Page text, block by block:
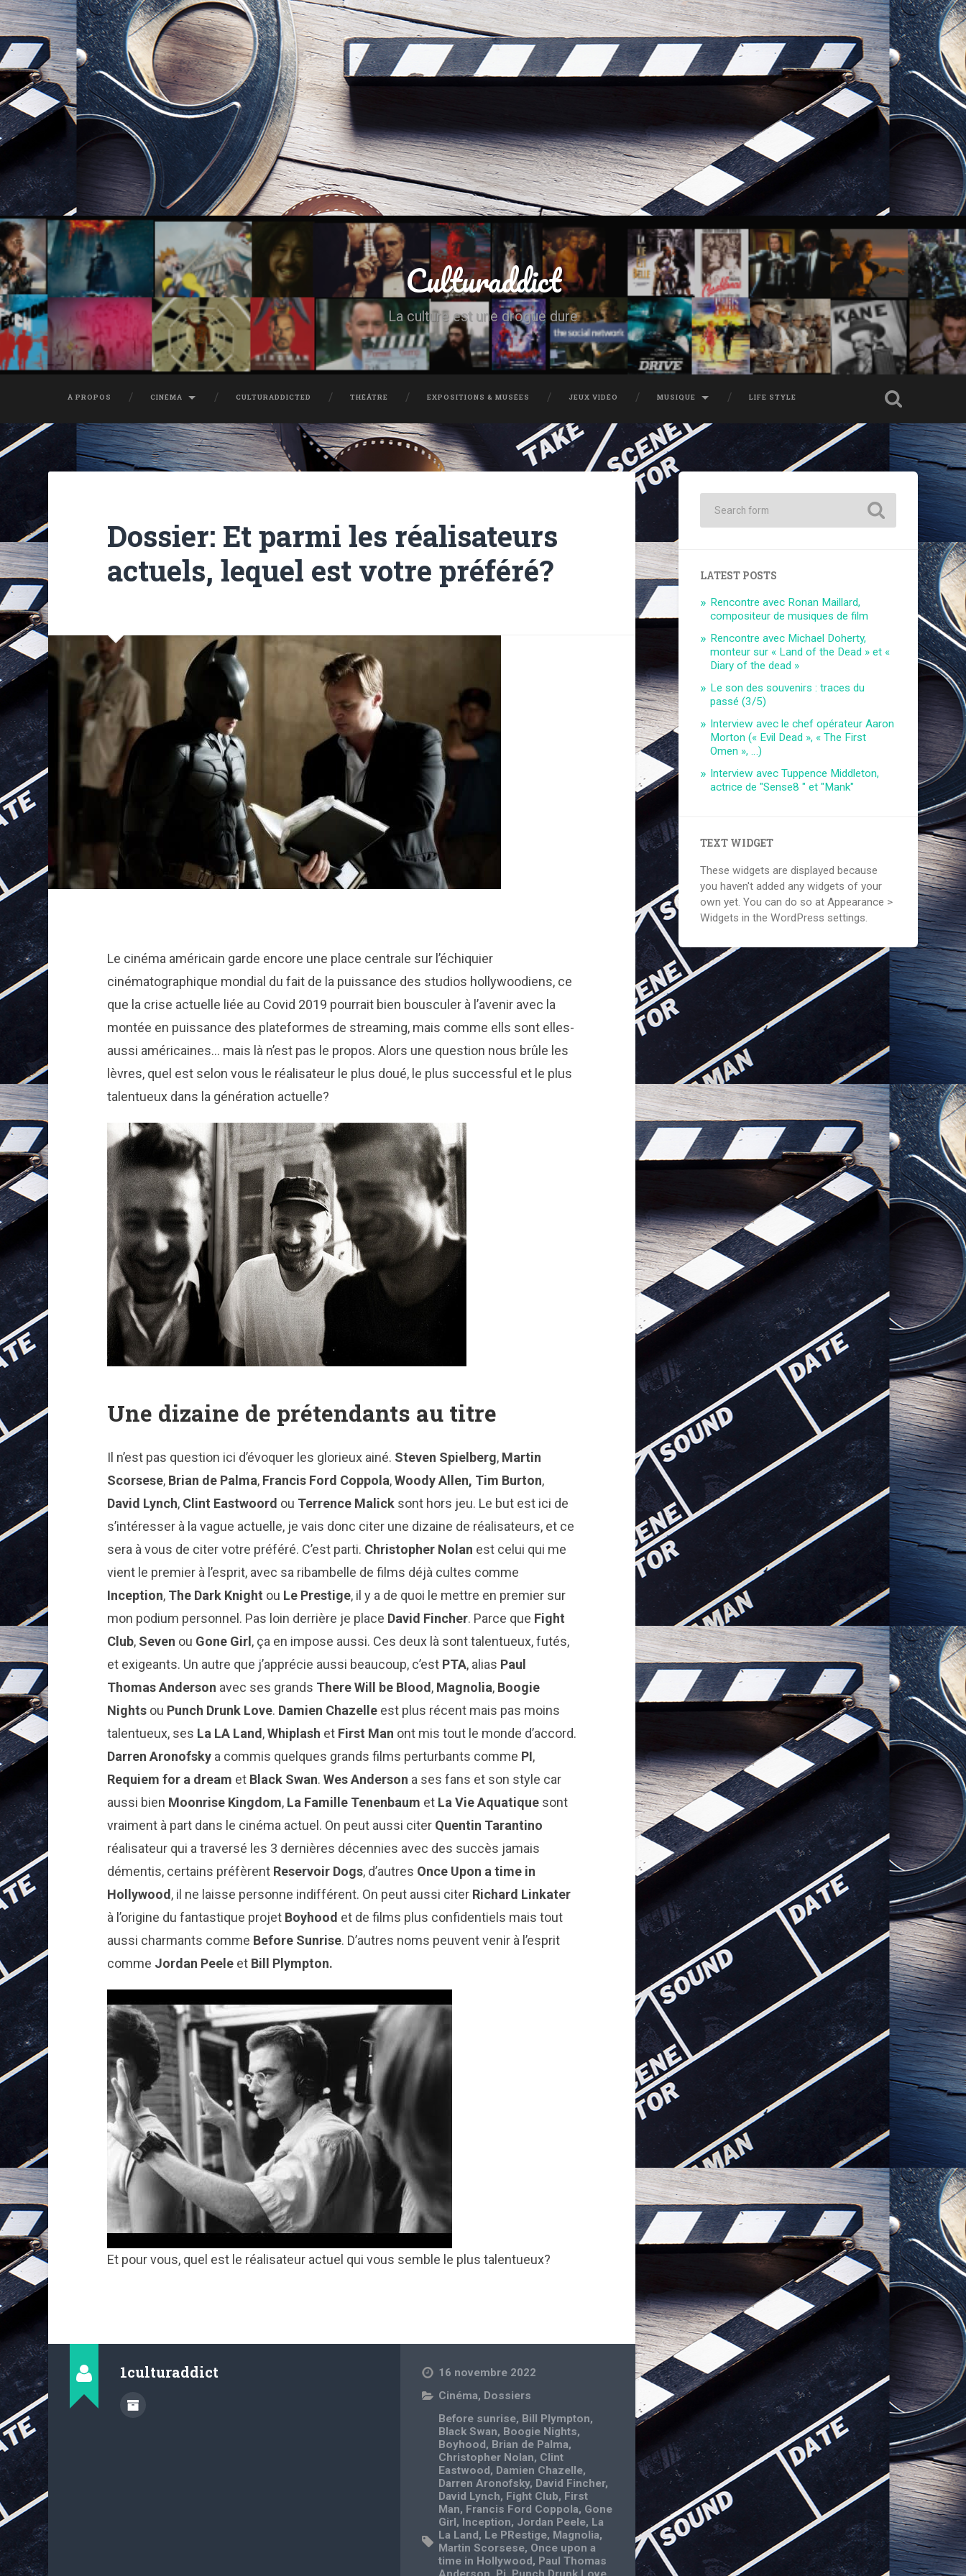
Culturaddict
La culture est une drogue dure
À PROPOS CINÉMA CULTURADDICTED THÉÂTRE EXPOSITIONS & MUSÉES JEUX VIDÉO MUSIQUE LIFE STYLE
Dossier: Et parmi les réalisateurs
actuels, lequel est votre préféré?
Le cinéma américain garde encore une place centrale sur l’échiquier
cinématographique mondial du fait de la puissance des studios hollywoodiens, ce
que la crise actuelle liée au Covid 2019 pourrait bien bousculer à l’avenir avec la
montée en puissance des plateformes de streaming, mais comme ells sont elles-
aussi américaines… mais là n’est pas le propos. Alors une question nous brûle les
lèvres, quel est selon vous le réalisateur le plus doué, le plus successful et le plus
talentueux dans la génération actuelle?
Une dizaine de prétendants au titre
Il n’est pas question ici d’évoquer les glorieux ainé. Steven Spielberg,Martin
Scorsese, Brian de Palma, Francis Ford Coppola,Woody Allen, Tim Burton,
David Lynch,Clint Eastwoord ou Terrence Malicksont hors jeu. Le but est ici de
s’intéresser à la vague actuelle, je vais donc citer une dizaine de réalisateurs, et ce
sera à vous de citer votre préféré. C’est parti. Christopher Nolan est celui qui me
vient le premier à l’esprit, avec sa ribambelle de films déjà cultes comme
Inception, The Dark Knight ou Le Prestige, il y a de quoi le mettre en premier sur
mon podium personnel. Pas loin derrière je place David Fincher. Parce que Fight
Club, Seven ou Gone Girl , ça en impose aussi. Ces deux là sont talentueux, futés,
et exigeants. Un autre que j’apprécie aussi beaucoup, c’est PTA, alias Paul
Thomas Anderson avec ses grands There Will be Blood, Magnolia,Boogie
Nightsou Punch Drunk Love. Damien Chazelleest plus récent mais pas moins
talentueux, ses La LA Land,Whiplash et First Man ont mis tout le monde d’accord.
Darren Aronofskya commis quelques grands films perturbants comme PI,
Requiem for a dream etBlack Swan. Wes Anderson a ses fans et son style car
aussi bien Moonrise Kingdom, La Famille Tenenbaum etLa Vie Aquatiquesont
vraiment à part dans le cinéma actuel. On peut aussi citer Quentin Tarantino
réalisateur qui a traversé les 3 dernières décennies avec des succès jamais
démentis, certains préfèrent Reservoir Dogs, d’autres Once Upon a time in
Hollywood, il ne laisse personne indifférent. On peut aussi citer Richard Linkater
à l’origine du fantastique projet Boyhood et de films plus confidentiels mais tout
aussi charmants comme Before Sunrise. D’autres noms peuvent venir à l’esprit
comme Jordan Peeleet Bill Plympton.
Et pour vous, quel est le réalisateur actuel qui vous semble le plus talentueux?
1culturaddict
16 novembre 2022
Cinéma, Dossiers
Before sunrise, Bill Plympton,
Black Swan, Boogie Nights,
Boyhood , Brian de Palma,
Christopher Nolan, Clint
Eastwood , Damien Chazelle,
Darren Aronofsky, David Fincher,
David Lynch, Fight Club, First
Man, Francis Ford Coppola, Gone
Girl , Inception, Jordan Peele, La
La Land , Le PRestige, Magnolia,
Martin Scorsese, Once upon a
time in Hollywood , Paul Thomas
LATEST POSTS
Rencontre avec Ronan Maillard,
compositeur de musiques de film
Rencontre avec Michael Doherty,
monteur sur « Land of the Dead » et «
Diary of the dead »
Le son des souvenirs : traces du
passé (3/5)
Interview avec le chef opérateur Aaron
Morton (« Evil Dead », « The First
Omen », …)
Interview avec Tuppence Middleton,
actrice de "Sense8 " et "Mank"
TEXT WIDGET
These widgets are displayed because
you haven't added any widgets of your
own yet. You can do so at Appearance >
Widgets in the WordPress settings.